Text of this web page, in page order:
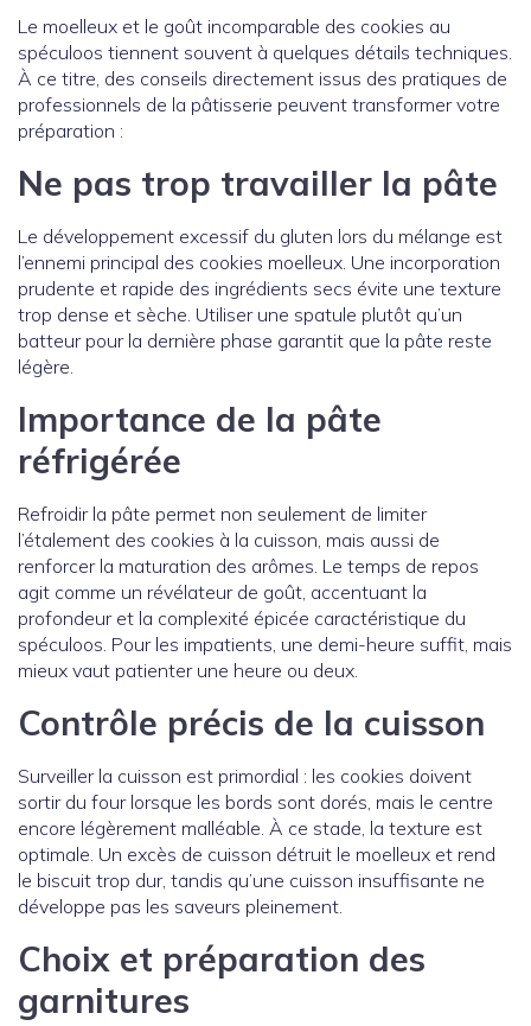
Le moelleux et le goût incomparable des cookies au
spéculoos tiennent souvent à quelques détails techniques.
À ce titre, des conseils directement issus des pratiques de
professionnels de la pâtisserie peuvent transformer votre
préparation :
Ne pas trop travailler la pâte
Le développement excessif du gluten lors du mélange est
l’ennemi principal des cookies moelleux. Une incorporation
prudente et rapide des ingrédients secs évite une texture
trop dense et sèche. Utiliser une spatule plutôt qu’un
batteur pour la dernière phase garantit que la pâte reste
légère.
Importance de la pâte
réfrigérée
Refroidir la pâte permet non seulement de limiter
l’étalement des cookies à la cuisson, mais aussi de
renforcer la maturation des arômes. Le temps de repos
agit comme un révélateur de goût, accentuant la
profondeur et la complexité épicée caractéristique du
spéculoos. Pour les impatients, une demi-heure suffit, mais
mieux vaut patienter une heure ou deux.
Contrôle précis de la cuisson
Surveiller la cuisson est primordial : les cookies doivent
sortir du four lorsque les bords sont dorés, mais le centre
encore légèrement malléable. À ce stade, la texture est
optimale. Un excès de cuisson détruit le moelleux et rend
le biscuit trop dur, tandis qu’une cuisson insuffisante ne
développe pas les saveurs pleinement.
Choix et préparation des
garnitures